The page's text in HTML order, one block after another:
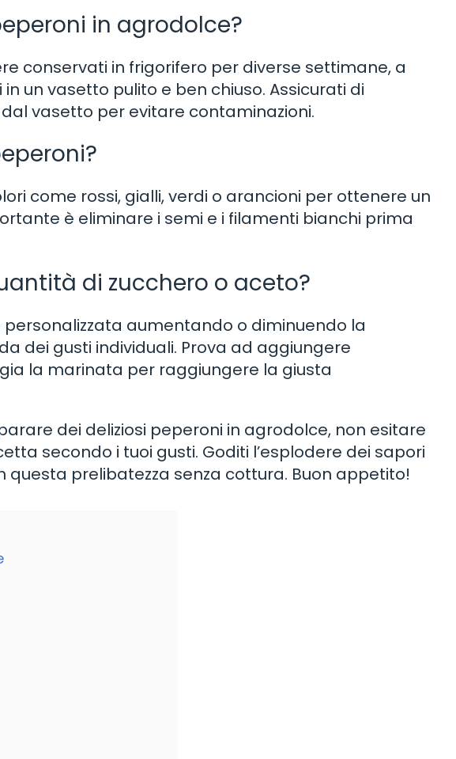
in agrodolce?
conservati in frigorifero per diverse settimane, a
un vasetto pulito e ben chiuso. Assicurati di
vasetto per evitare contaminazioni.
come rossi, gialli, verdi o arancioni per ottenere un
è eliminare i semi e i filamenti bianchi prima
di zucchero o aceto?
aumentando o diminuendo la
dei gusti individuali. Prova ad aggiungere
la marinata per raggiungere la giusta
dei deliziosi peperoni in agrodolce, non esitare
secondo i tuoi gusti. Goditi l’esplodere dei sapori
prelibatezza senza cottura. Buon appetito!